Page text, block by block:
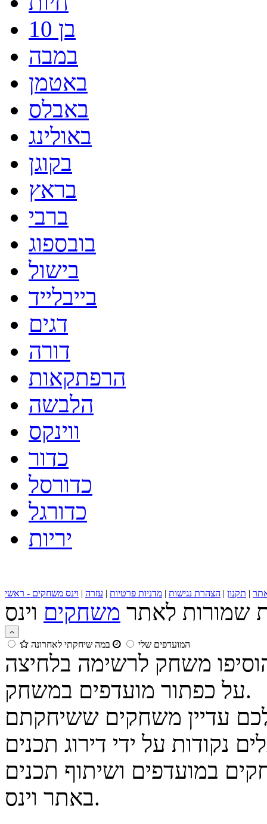
בן 10
במבה
באטמן
באבלס
באולינג
בקוגן
בראץ
ברבי
בובספוג
בישול
בייבלייד
דגים
דורה
הרפתקאות
הלבשה
ווינקס
כדור
כדורסל
כדורגל
יריות
| תקנון | הצהרת נגישות | מדניות פרטיות | עזרה | וינס משחקים - ראשי
שמורות לאתר משחקים
המועדפים שלי במה שיחקתי לאחרונה
משחק לרשימה בלחיצה
על כפתור מועדפים במשחק.
על ידי דירוג תכנים
במועדפים ושיתוף תכנים
באתר וינס.